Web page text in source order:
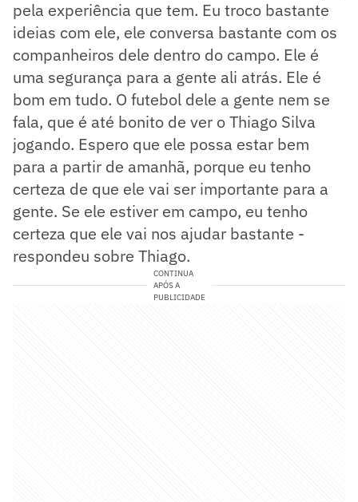
pela experiência que tem. Eu troco bastante
ideias com ele, ele conversa bastante com os
companheiros dele dentro do campo. Ele é
uma segurança para a gente ali atrás. Ele é
bom em tudo. O futebol dele a gente nem se
fala, que é até bonito de ver o Thiago Silva
jogando. Espero que ele possa estar bem
para a partir de amanhã, porque eu tenho
certeza de que ele vai ser importante para a
gente. Se ele estiver em campo, eu tenho
certeza que ele vai nos ajudar bastante -
respondeu sobre Thiago.
CONTINUA
APÓS A
PUBLICIDADE